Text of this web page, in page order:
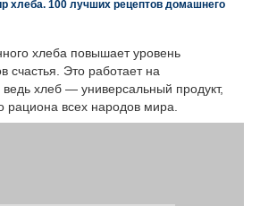
100 лучших рецептов домашнего
хлеба повышает уровень
счастья. Это работает на
ведь хлеб — универсальный продукт,
рациона всех народов мира.